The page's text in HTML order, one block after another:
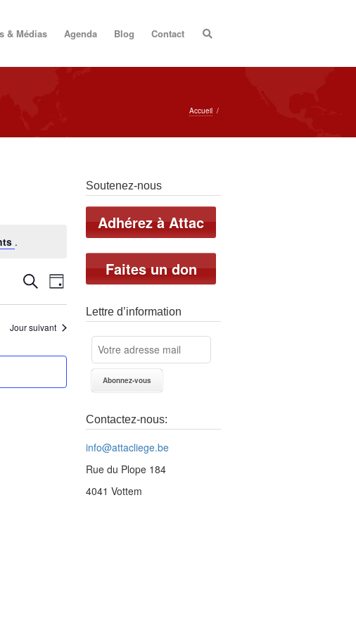
& Médias Agenda Blog Contact
Accueil /
Soutenez-nous
Adhérez à Attac
Faites un don
Lettre d’information
Contactez-nous:
info@attacliege.be
Rue du Plope 184
4041 Vottem
.
Recherche
et
navigation
de
Évènements
RechercheNavigation
de
vues
Évènement
Jour
Jour suivant